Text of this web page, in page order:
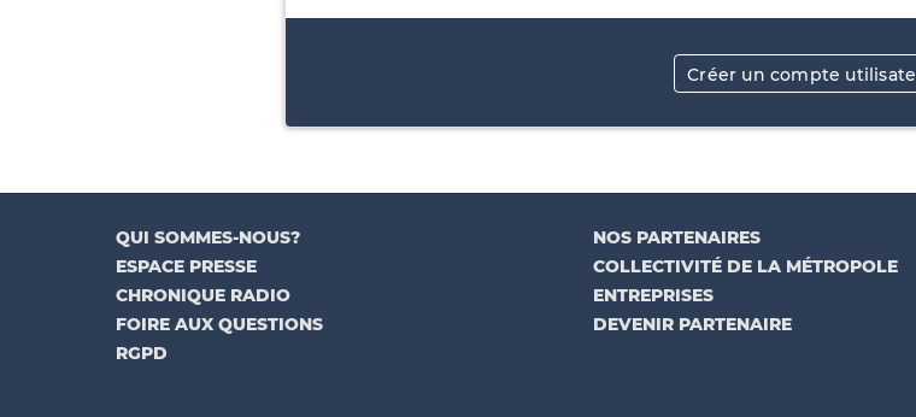
Créer un compte
QUI SOMMES-NOUS?
ESPACE PRESSE
CHRONIQUE RADIO
FOIRE AUX QUESTIONS
RGPD
NOS PARTENAIRES
COLLECTIVITÉ DE LA MÉTROPOLE
ENTREPRISES
DEVENIR PARTENAIRE